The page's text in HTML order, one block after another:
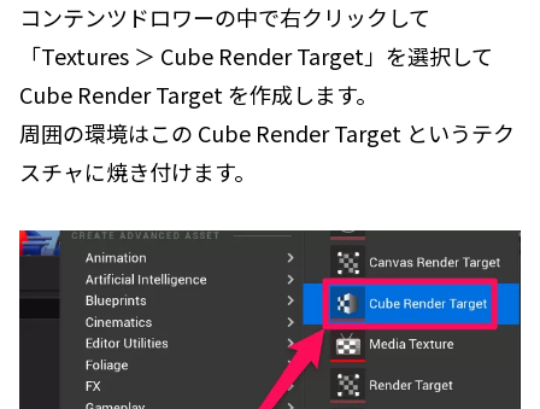
コンテンツドロワーの中で右クリックして
「Textures ＞ Cube Render Target」を選択して
Cube Render Target を作成します。
周囲の環境はこの Cube Render Target というテク
スチャに焼き付けます。